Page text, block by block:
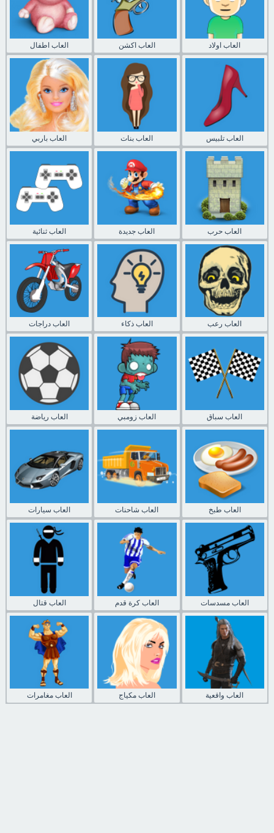
العاب اطفال العاب اكشن العاب اولاد
العاب باربي العاب بنات العاب تلبيس
العاب ثنائية العاب جديدة العاب حرب
العاب دراجات العاب ذكاء العاب رعب
العاب رياضة العاب زومبي العاب سباق
العاب سيارات العاب شاحنات العاب طبخ
العاب قتال العاب كرة قدم العاب مسدسات
العاب مغامرات العاب مكياج العاب واقعية